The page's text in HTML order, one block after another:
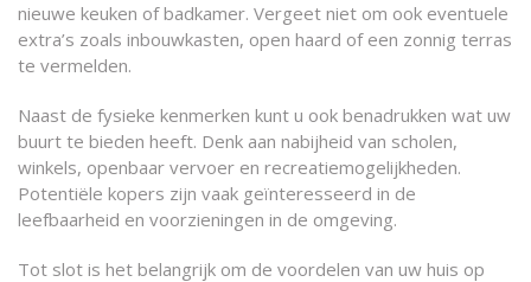
nieuwe keuken of badkamer. Vergeet niet om ook eventuele
extra’s zoals inbouwkasten, open haard of een zonnig terras
te vermelden.
Naast de fysieke kenmerken kunt u ook benadrukken wat uw
buurt te bieden heeft. Denk aan nabijheid van scholen,
winkels, openbaar vervoer en recreatiemogelijkheden.
Potentiële kopers zijn vaak geïnteresseerd in de
leefbaarheid en voorzieningen in de omgeving.
Tot slot is het belangrijk om de voordelen van uw huis op